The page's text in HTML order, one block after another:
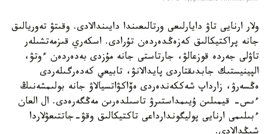
ولار ارنايى تاۋ دايارلىعى ورتالىعىندا دايىندالادى. وقىتۋ تەوريالىق
جانە پراكتيكالىق كەزەڭدەردەن تۇرادى. اسكەري قىزمەتشىلەر
تاۋلى جەردە قوزعالۋ، جارتاستى جانە مۇزدى بەدەردەن ءوتۋ،
الپينيستىك جابدىقتاردى پايدالانۋ، تابيعي كەدەرگىلەردى
ەڭسەرۋ، زارداپ شەككەندەردى ەۆاكۋاتسيالاۋ جانە بولىمشەنىڭ
ءىس- قيمىلىن ۇيىمداستىرۋ تاسىلدەرىن مەڭگەرەدى. ال العان
ءبىلىمى ارنايى پوليگوندارداعى تاكتيكالىق وقۋ-جاتتىعۋلاردا